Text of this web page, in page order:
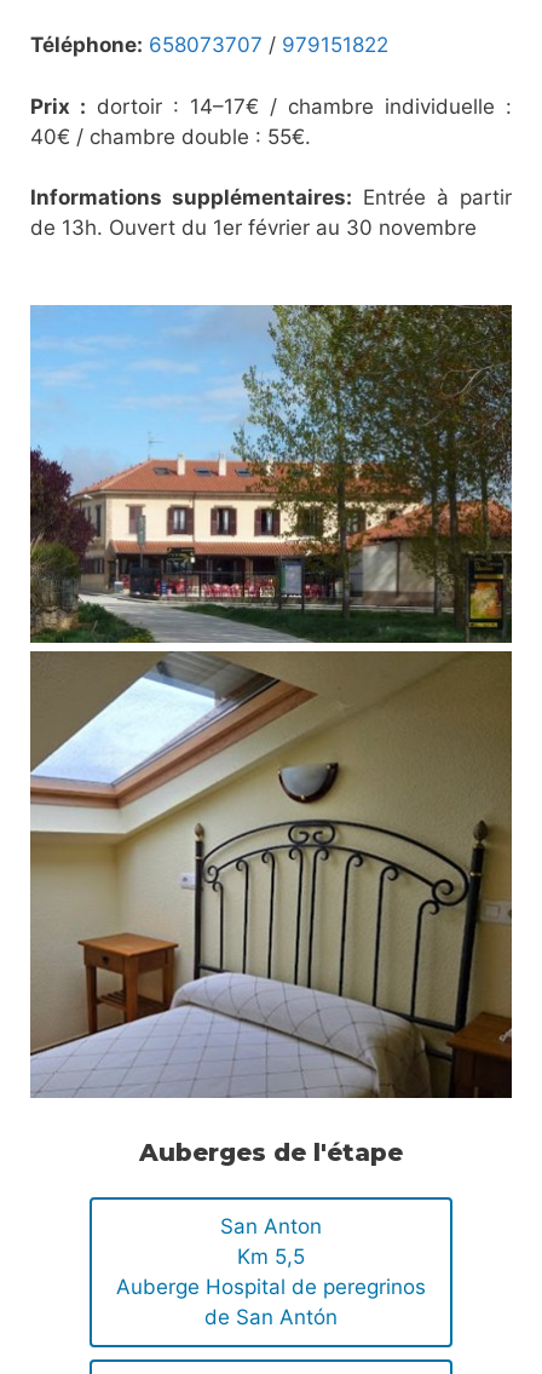
Téléphone: 658073707 / 979151822
Prix : dortoir : 14–17€ / chambre individuelle :
40€ / chambre double : 55€.
Informations supplémentaires: Entrée à partir
de 13h. Ouvert du 1er février au 30 novembre
Auberges de l'étape
San Anton
Km 5,5
Auberge Hospital de peregrinos
de San Antón